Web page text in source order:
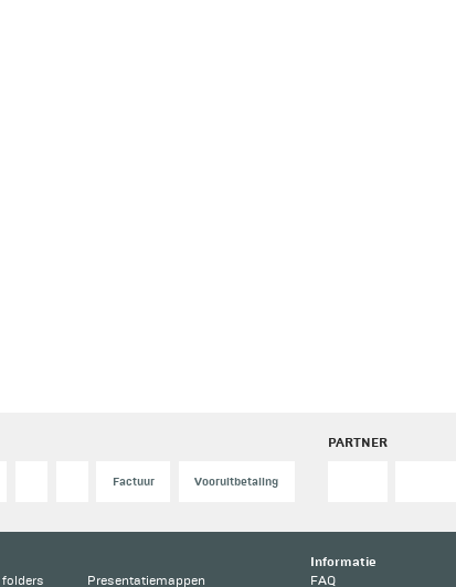
Factuur Vooruitbetaling
PARTNER
Presentatiemappen
Informatie
FAQ